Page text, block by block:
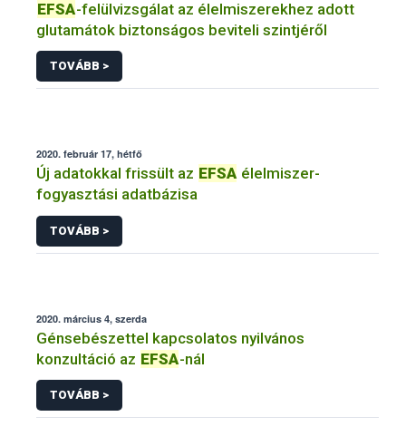
EFSA-felülvizsgálat az élelmiszerekhez adott
glutamátok biztonságos beviteli szintjéről
TOVÁBB >
2020. február 17, hétfő
Új adatokkal frissült az EFSA élelmiszer-
fogyasztási adatbázisa
TOVÁBB >
2020. március 4, szerda
Génsebészettel kapcsolatos nyilvános
konzultáció az EFSA-nál
TOVÁBB >